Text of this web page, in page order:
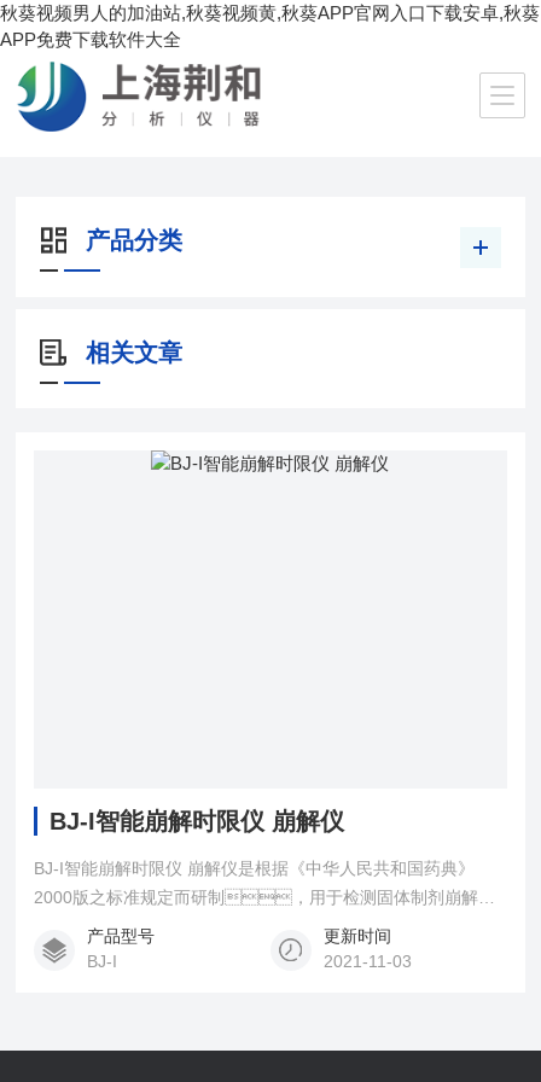
秋葵视频男人的加油站,秋葵视频黄,秋葵APP官网入口下载安卓,秋葵
APP免费下载软件大全
当前位置： 首页 /产品中心
产品分类
相关文章
BJ-I智能崩解时限仪 崩解仪
BJ-I智能崩解时限仪 崩解仪是根据《中华人民共和国药典》
2000版之标准规定而研制，用于检测固体制剂崩解时
间的智能化检测仪器，指标*符合药典之规定。
产品型号
BJ-I
更新时间
2021-11-03